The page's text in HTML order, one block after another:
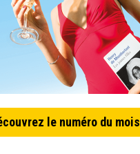
le numéro du mois